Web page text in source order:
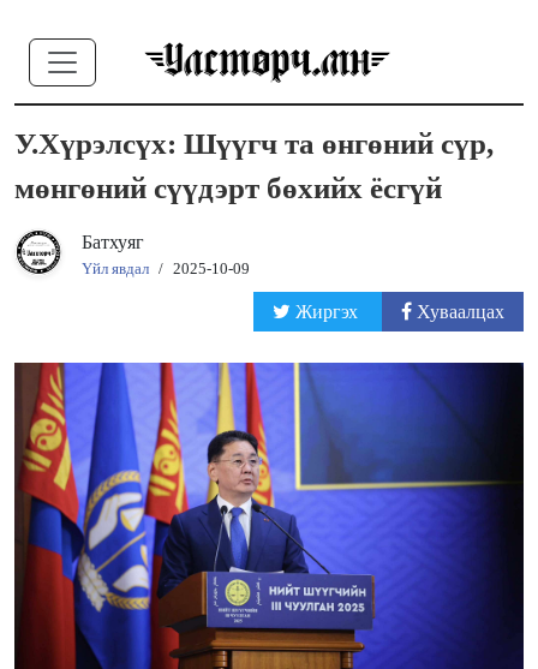
У.Хүрэлсүх: Шүүгч та өнгөний сүр,
мөнгөний сүүдэрт бөхийх ёсгүй
Батхуяг
Үйл явдал / 2025-10-09
Жиргэх Хуваалцах